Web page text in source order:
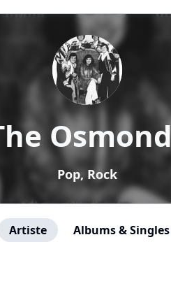
Pop, Rock
Artiste Albums & Singles